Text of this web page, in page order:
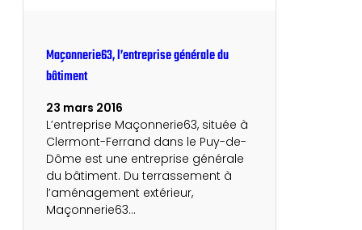
Maçonnerie63, l’entreprise générale du
bâtiment
23 mars 2016
L’entreprise Maçonnerie63, située à
Clermont-Ferrand dans le Puy-de-
Dôme est une entreprise générale
du bâtiment. Du terrassement à
l’aménagement extérieur,
Maçonnerie63…